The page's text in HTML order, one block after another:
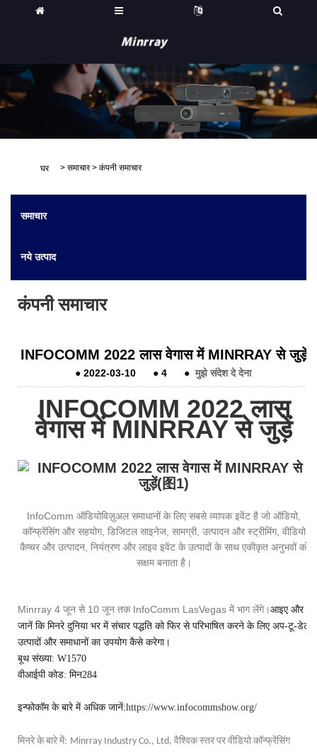
घर > समाचार > कंपनी समाचार
समाचार
नये उत्पाद
कंपनी समाचार
INFOCOMM 2022 लास वेगास में MINRRAY से जुड़ें
● 2022-03-10 ● 4 ● मुझे संदेश दे देना
INFOCOMM 2022 लास
वेगास में MINRRAY से जुड़ें
InfoComm ऑडियोविज़ुअल समाधानों के लिए सबसे व्यापक इवेंट है जो ऑडियो,
कॉन्फ्रेंसिंग और सहयोग, डिजिटल साइनेज, सामग्री, उत्पादन और स्ट्रीमिंग, वीडियो
कैप्चर और उत्पादन, नियंत्रण और लाइव इवेंट के उत्पादों के साथ एकीकृत अनुभवों को
सक्षम बनाता है।
Minrray 4 जून से 10 जून तक InfoComm LasVegas में भाग लेंगे। आइए और
जानें कि मिनरे दुनिया भर में संचार पद्धति को फिर से परिभाषित करने के लिए अप-टू-डेट
उत्पादों और समाधानों का उपयोग कैसे करेगा।
बूथ संख्या: W1570
वीआईपी कोड: मिन284
इन्फोकॉम के बारे में अधिक जानें:https://www.infocommshow.org/
मिनरे के बारे में: Minrray Industry Co., Ltd, वैश्विक स्तर पर वीडियो कॉन्फ्रेंसिंग